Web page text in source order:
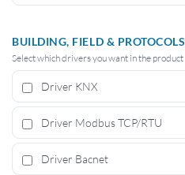
BUILDING, FIELD & PROTOCOLS
Select which drivers you want in the product
Driver KNX
Driver Modbus TCP/RTU
Driver Bacnet